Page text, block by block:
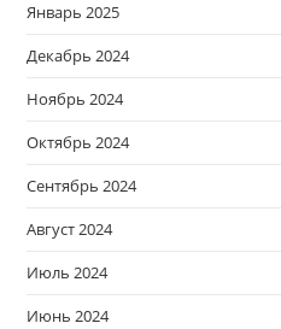
Январь 2025
Декабрь 2024
Ноябрь 2024
Октябрь 2024
Сентябрь 2024
Август 2024
Июль 2024
Июнь 2024